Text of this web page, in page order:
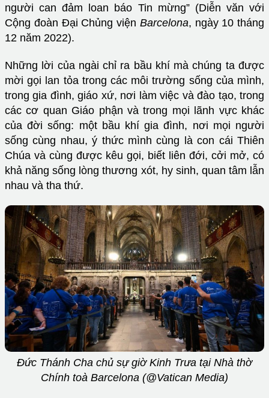
người can đảm loan báo Tin mừng” (Diễn văn với
Cộng đoàn Đại Chủng viện Barcelona, ngày 10 tháng
12 năm 2022).
Những lời của ngài chỉ ra bầu khí mà chúng ta được
mời gọi lan tỏa trong các môi trường sống của mình,
trong gia đình, giáo xứ, nơi làm việc và đào tạo, trong
các cơ quan Giáo phận và trong mọi lãnh vực khác
của đời sống: một bầu khí gia đình, nơi mọi người
sống cùng nhau, ý thức mình cùng là con cái Thiên
Chúa và cùng được kêu gọi, biết liên đới, cởi mở, có
khả năng sống lòng thương xót, hy sinh, quan tâm lẫn
nhau và tha thứ.
Đức Thánh Cha chủ sự giờ Kinh Trưa tại Nhà thờ
Chính toà Barcelona (@Vatican Media)